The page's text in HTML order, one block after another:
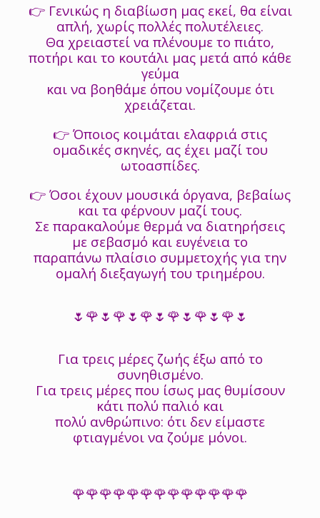
👉 Γενικώς η διαβίωση μας εκεί, θα είναι
απλή, χωρίς πολλές πολυτέλειες.
Θα χρειαστεί να πλένουμε το πιάτο,
ποτήρι και το κουτάλι μας μετά από κάθε
γεύμα
και να βοηθάμε όπου νομίζουμε ότι
χρειάζεται.
👉 Όποιος κοιμάται ελαφριά στις
ομαδικές σκηνές, ας έχει μαζί του
ωτοασπίδες.
👉 Όσοι έχουν μουσικά όργανα, βεβαίως
και τα φέρνουν μαζί τους.
Σε παρακαλούμε θερμά να διατηρήσεις
με σεβασμό και ευγένεια το
παραπάνω πλαίσιο συμμετοχής για την
ομαλή διεξαγωγή του τριημέρου.
🌷🌹🌷🌹🌷🌹🌷🌹🌷🌹🌷🌹🌷
Για τρεις μέρες ζωής έξω από το
συνηθισμένο.
Για τρεις μέρες που ίσως μας θυμίσουν
κάτι πολύ παλιό και
πολύ ανθρώπινο: ότι δεν είμαστε
φτιαγμένοι να ζούμε μόνοι.
🌹🌹🌹🌹🌹🌹🌹🌹🌹🌹🌹🌹🌹